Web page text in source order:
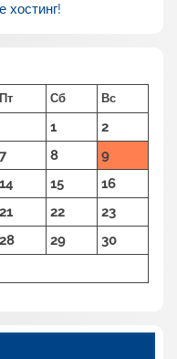
хостинг!
Пт Сб Вс
1
2
7 8
9
14 15
16
21 22
23
28 29
30